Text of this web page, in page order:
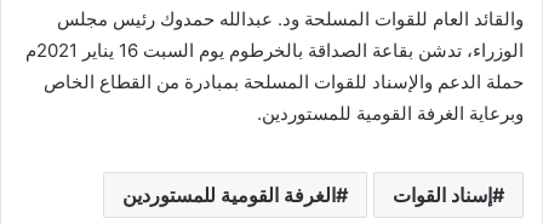
والقائد العام للقوات المسلحة ود. عبدالله حمدوك رئيس مجلس
الوزراء، تدشن بقاعة الصداقة بالخرطوم يوم السبت 16 يناير 2021م
حملة الدعم والإسناد للقوات المسلحة بمبادرة من القطاع الخاص
وبرعاية الغرفة القومية للمستوردين.
إسناد القوات الغرفة القومية للمستوردين